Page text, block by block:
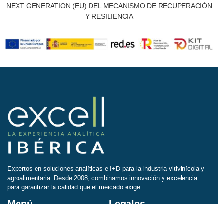
NEXT GENERATION (EU) DEL MECANISMO DE RECUPERACIÓN
Y RESILIENCIA
Expertos en soluciones analíticas e I+D para la industria vitivinícola y
agroalimentaria. Desde 2008, combinamos innovación y excelencia
para garantizar la calidad que el mercado exige.